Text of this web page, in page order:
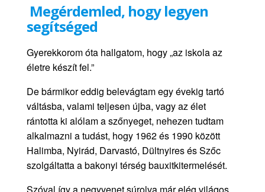
Megérdemled, hogy legyen
segítséged
Gyerekkorom óta hallgatom, hogy „az iskola az
életre készít fel.”
De bármikor eddig belevágtam egy évekig tartó
váltásba, valami teljesen újba, vagy az élet
rántotta ki alólam a szőnyeget, nehezen tudtam
alkalmazni a tudást, hogy 1962 és 1990 között
Halimba, Nyirád, Darvastó, Dültnyires és Szőc
szolgáltatta a bakonyi térség bauxitkitermelését.
Szóval így a negyvenet súrolva már elég világos,